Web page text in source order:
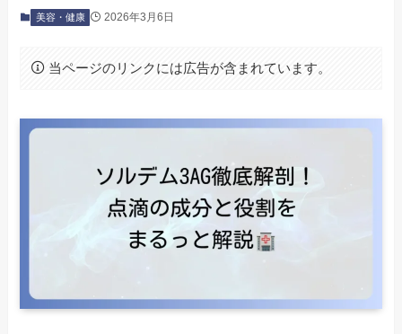
美容・健康 2026年3月6日
当ページのリンクには広告が含まれています。